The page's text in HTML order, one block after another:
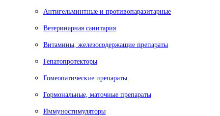
Антигельминтные и противопаразитарные
Ветеринарная санитария
Витамины, железосодержащие препараты
Гепатопротекторы
Гомеопатические препараты
Гормональные, маточные препараты
Иммуностимуляторы